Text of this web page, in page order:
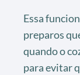
Essa
preparos
quando o
para evitar